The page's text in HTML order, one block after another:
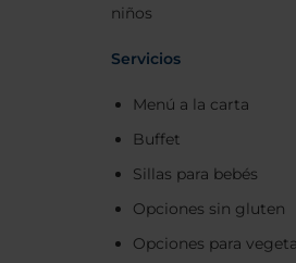
niños
Servicios
Menú a la carta
Buffet
Sillas para bebés
Opciones sin gluten
Opciones para